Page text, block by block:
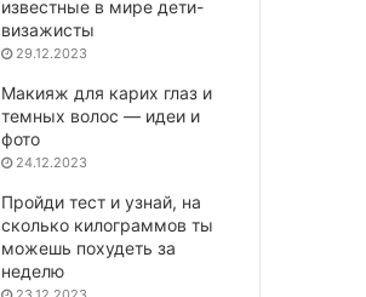
известные в мире дети-
визажисты
29.12.2023
Макияж для карих глаз и
темных волос — идеи и
фото
24.12.2023
Пройди тест и узнай, на
сколько килограммов ты
можешь похудеть за
неделю